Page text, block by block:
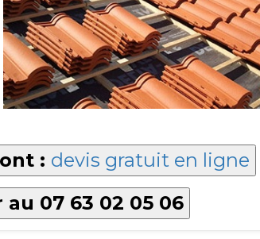
: devis gratuit en ligne
07 63 02 05 06